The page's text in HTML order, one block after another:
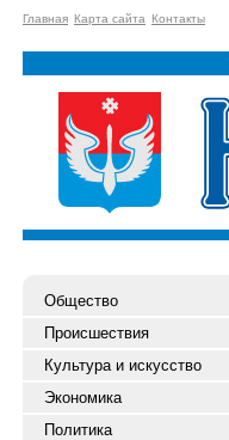
Главная Карта сайта Контакты
Общество
Происшествия
Культура и искусство
Экономика
Политика